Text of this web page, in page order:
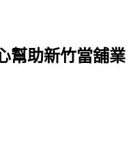
幫助新竹當舖業